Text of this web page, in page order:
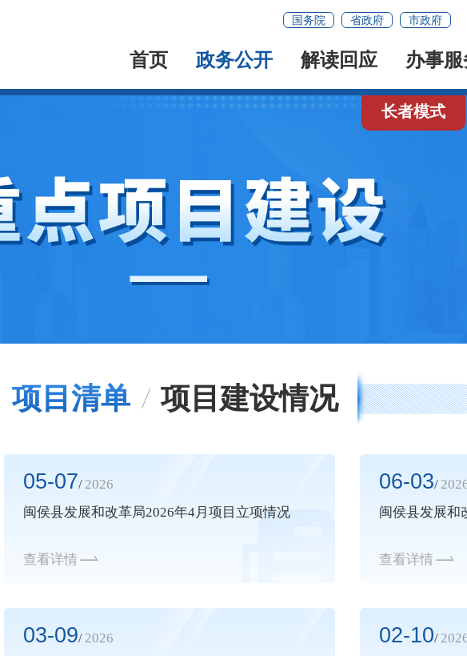
国务院 省政府 市政府
首页 政务公开 解读回应 办事
长者模式
项目清单 项目建设情况
05-07/2026
闽侯县发展和改革局2026年4月项目立项情况
查看详情
06-03/
闽侯县发展和
查看详情
03-09/2026
02-10/